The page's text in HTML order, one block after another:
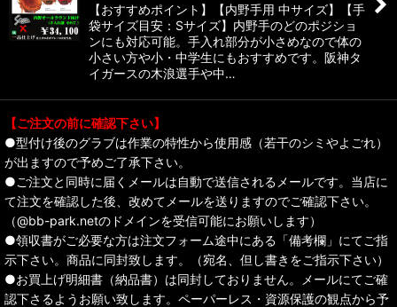
【おすすめポイント】【内野手用 中サイズ】【手
袋サイズ目安：Sサイズ】内野手のどのポジショ
ンにも対応可能。手入れ部分が小さめなので体の
小さい方や小・中学生にもおすすめです。阪神タ
イガースの木浪選手や中…
【ご注文の前に確認下さい】
●型付け後のグラブは作業の特性から使用感（若干のシミやよごれ）
が出ますので予めご了承下さい。
●ご注文と同時に届くメールは自動で送信されるメールです。当店に
て注文を確認した後、改めてメールを送りますのでご確認下さい。
（@bb-park.netのドメインを受信可能にお願いします）
●領収書がご必要な方は注文フォーム途中にある「備考欄」にてご指
示下さい。商品に同封致します。（宛名、但し書きをご指示下さい）
●お買上げ明細書（納品書）は同封しておりません。メールにてご確
認下さるようお願い致します。ペーパーレス・資源保護の観点から予